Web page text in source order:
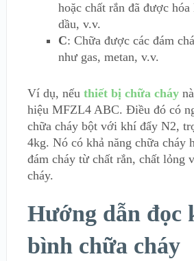
hoặc chất rắn đã được
dầu, v.v.
C: Chữa được các đám
như gas, metan, v.v.
Ví dụ, nếu thiết bị chữa cháy
hiệu MFZL4 ABC. Điều đó có
chữa cháy bột với khí đẩy N2,
4kg. Nó có khả năng chữa cháy
đám cháy từ chất rắn, chất lỏng
cháy.
Hướng dẫn đọc
bình chữa cháy